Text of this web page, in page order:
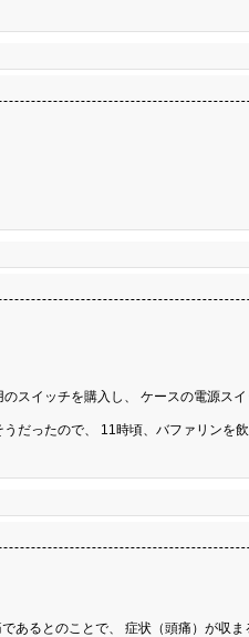
スイッチを購入し、 ケースの電源スイ
だったので、 11時頃、バファリンを飲
るとのことで、 症状（頭痛）が収ま